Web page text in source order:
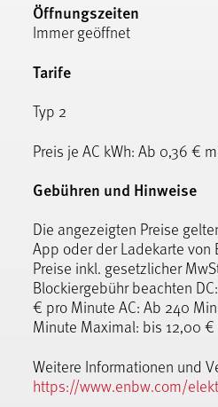
Öffnungszeiten
Immer geöffnet
Tarife
Typ 2
Preis je AC kWh: Ab 0,36 €
Gebühren und Hinweise
Die angezeigten Preise
App oder der Ladekarte von
Preise inkl. gesetzlicher
Blockiergebühr beachten
€ pro Minute AC: Ab 240
Minute Maximal: bis 12,00 €
Weitere Informationen und
https://www.enbw.com/